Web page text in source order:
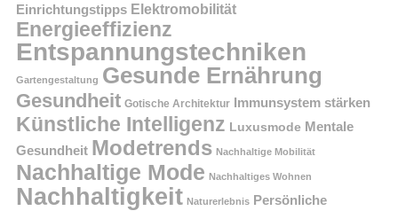
Einrichtungstipps Elektromobilität
Energieeffizienz
Entspannungstechniken
Gartengestaltung Gesunde Ernährung
Gesundheit Gotische Architektur Immunsystem stärken
Künstliche Intelligenz Luxusmode Mentale
Gesundheit Modetrends Nachhaltige Mobilität
Nachhaltige Mode Nachhaltiges Wohnen
Nachhaltigkeit Naturerlebnis Persönliche